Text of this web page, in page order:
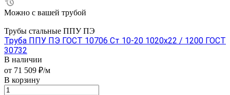
Можно с вашей трубой
Трубы стальные ППУ ПЭ
Труба ППУ ПЭ ГОСТ 10706 Ст 10-20 1020x22 / 1200 ГОСТ
30732
В наличии
от 71 509 ₽/м
В корзину